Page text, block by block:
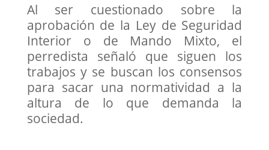
Al ser cuestionado sobre la
aprobación de la Ley de Seguridad
Interior o de Mando Mixto, el
perredista señaló que siguen los
trabajos y se buscan los consensos
para sacar una normatividad a la
altura de lo que demanda la
sociedad.